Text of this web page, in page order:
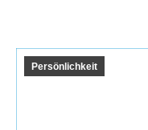
Persönlichkeit